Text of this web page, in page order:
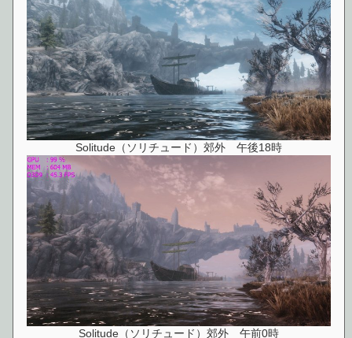
Solitude（ソリチュード）郊外 午後18時
Solitude（ソリチュード）郊外 午前0時